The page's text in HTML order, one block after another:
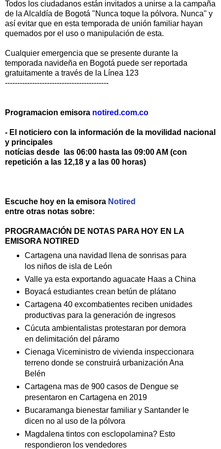
Todos los ciudadanos están invitados a unirse a la campaña
de la Alcaldía de Bogotá "Nunca toque la pólvora. Nunca" y
así evitar que en esta temporada de unión familiar hayan
quemados por el uso o manipulación de esta.
Cualquier emergencia que se presente durante la
temporada navideña en Bogotá puede ser reportada
gratuitamente a través de la Línea 123
------------------------------------------
Programacion emisora notired.com.co
- El noticiero con la información de la movilidad nacional
y principales
notícias desde las 06:00 hasta las 09:00 AM (con
repetición a las 12,18 y a las 00 horas)
Escuche hoy en la emisora Notired
entre otras notas sobre:
PROGRAMACIÓN DE NOTAS PARA HOY EN LA
EMISORA NOTIRED
Cartagena una navidad llena de sonrisas para
los niños de isla de León
Valle ya esta exportando aguacate Haas a China
Boyacá estudiantes crean betún de plátano
Cartagena 40 excombatientes reciben unidades
productivas para la generación de ingresos
Cúcuta ambientalistas protestaran por demora
en delimitación del páramo
Cienaga Viceministro de vivienda inspeccionara
terreno donde se construirá urbanización Ana
Belén
Cartagena mas de 900 casos de Dengue se
presentaron en Cartagena en 2019
Bucaramanga bienestar familiar y Santander le
dicen no al uso de la pólvora
Magdalena tintos con esclopolamina? Esto
respondieron los vendedores